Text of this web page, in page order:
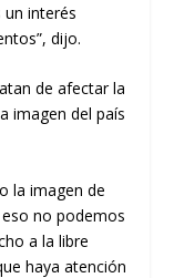
interés
dijo.
de afectar la
imagen del país
la imagen de
no podemos
a la libre
haya atención